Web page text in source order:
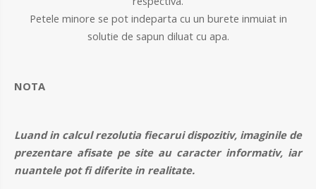
Petele minore se pot indeparta cu un burete inmuiat in
solutie de sapun diluat cu apa.
NOTA
Luand in calcul rezolutia fiecarui dispozitiv, imaginile de
prezentare afisate pe site au caracter informativ, iar
nuantele pot fi diferite in realitate.